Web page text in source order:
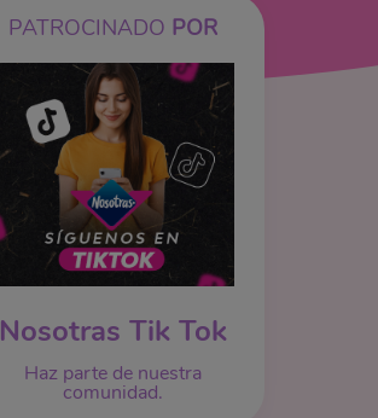
PATROCINADO POR
Nosotras Tik Tok
Haz parte de nuestra
comunidad.